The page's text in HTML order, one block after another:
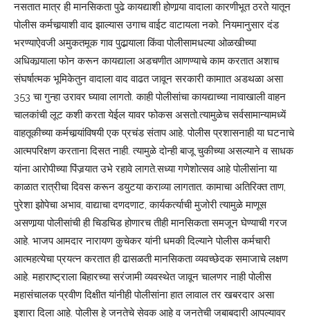
नसतात मात्र ही मानसिकता पुढे कायद्याशी होणार्‍या वादाला कारणीभूत ठरते यातून
पोलीस कर्मचार्‍याशी वाद झाल्यास उगाच वाईट वाटायला नको. नियमानुसार दंड
भरण्याऐवजी अमुकतमूक गाव पुढार्‍याला किंवा पोलीसामधल्या ओळखीच्या
अधिकार्‍याला फोन करून कायद्याला अडचणीत आणण्याचे काम करतात अशाच
संघर्षात्मक भूमिकेतुन वादाला वाद वाढत जावून सरकारी कामाात अडथळा असा
353 चा गुन्हा उरावर घ्यावा लागतो. काही पोलीसांचा कायद्याच्या नावाखाली वाहन
चालकांची लूट कशी करता येईल यावर फोकस असतो.त्यामुळेच सर्वसामान्यामध्यें
वाहतूकीच्या कर्मचार्‍यांविषयी एक प्रचंड संताप आहे. पोलीस प्रशासनाही या घटनाचे
आत्मपरिक्षण करताना दिसत नाही. त्यामुळे दोन्ही बाजू चुकीच्या असल्याने व साधक
यांना आरोपीच्या पिंजर्‍यात उभे रहावे लागते.सध्या गणेशोत्सव आहे पोलीसांना या
काळात रात्रीचा दिवस करून डयुटया कराव्या लागतात. कामाचा अतिरिक्त ताण,
पुरेशा झोपेचा अभाव, वाद्याचा दणदणाट, कार्यकर्त्याची मुजोरी त्यामुळे माणूस
असणार्‍या पोलीसांची ही चिडचिड होणारच तीही मानसिकता समजून घेण्याची गरज
आहे. भाजप आमदार नारायण कुचेकर यांनी धमकी दिल्याने पोलीस कर्मचारी
आत्महत्येचा प्रयत्न करतात ही ढासळती मानसिकता व्यवच्छेदक समाजाचे लक्षण
आहे. महाराष्ट्राला बिहारच्या सरंजामी व्यवस्थेत जावून चालणर नाही पोलीस
महासंचालक प्रवीण दिक्षीत यांनीही पोलीसांना हात लावाल तर खबरदार असा
इशारा दिला आहे. पोलीस हे जनतेचे सेवक आहे व जनतेची जबाबदारी आपल्यावर